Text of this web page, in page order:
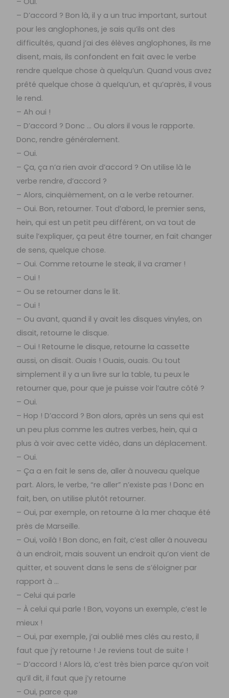
– D’accord ? Bon là, il y a un truc important, surtout
pour les anglophones, je sais qu’ils ont des
difficultés, quand j’ai des élèves anglophones, ils me
disent, mais, ils confondent en fait avec le verbe
rendre quelque chose à quelqu’un. Quand vous avez
prêté quelque chose à quelqu’un, et qu’après, il vous
le rend.
– Ah oui !
– D’accord ? Donc … Ou alors il vous le rapporte.
Donc, rendre généralement.
– Oui.
– Ça, ça n’a rien avoir d’accord ? On utilise là le
verbe rendre, d’accord ?
– Alors, cinquièmement, on a le verbe retourner.
– Oui. Bon, retourner. Tout d’abord, le premier sens,
hein, qui est un petit peu différent, on va tout de
suite l’expliquer, ça peut être tourner, en fait changer
de sens, quelque chose.
– Oui. Comme retourne le steak, il va cramer !
– Oui !
– Ou se retourner dans le lit.
– Oui !
– Ou avant, quand il y avait les disques vinyles, on
disait, retourne le disque.
– Oui ! Retourne le disque, retourne la cassette
aussi, on disait. Ouais ! Ouais, ouais. Ou tout
simplement il y a un livre sur la table, tu peux le
retourner que, pour que je puisse voir l’autre côté ?
– Oui.
– Hop ! D’accord ? Bon alors, après un sens qui est
un peu plus comme les autres verbes, hein, qui a
plus à voir avec cette vidéo, dans un déplacement.
– Oui.
– Ça a en fait le sens de, aller à nouveau quelque
part. Alors, le verbe, “re aller” n’existe pas ! Donc en
fait, ben, on utilise plutôt retourner.
– Oui, par exemple, on retourne à la mer chaque été
près de Marseille.
– Oui, voilà ! Bon donc, en fait, c’est aller à nouveau
à un endroit, mais souvent un endroit qu’on vient de
quitter, et souvent dans le sens de s’éloigner par
rapport à …
– Celui qui parle
– À celui qui parle ! Bon, voyons un exemple, c’est le
mieux !
– Oui, par exemple, j’ai oublié mes clés au resto, il
faut que j’y retourne ! Je reviens tout de suite !
– D’accord ! Alors là, c’est très bien parce qu’on voit
qu’il dit, il faut que j’y retourne
– Oui, parce que